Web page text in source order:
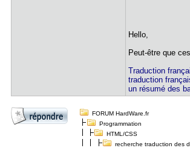
Hello,
Peut-être que
Traduction
traduction
un résumé des
FORUM HardWare.fr
Programmation
HTML/CSS
recherche traduction des